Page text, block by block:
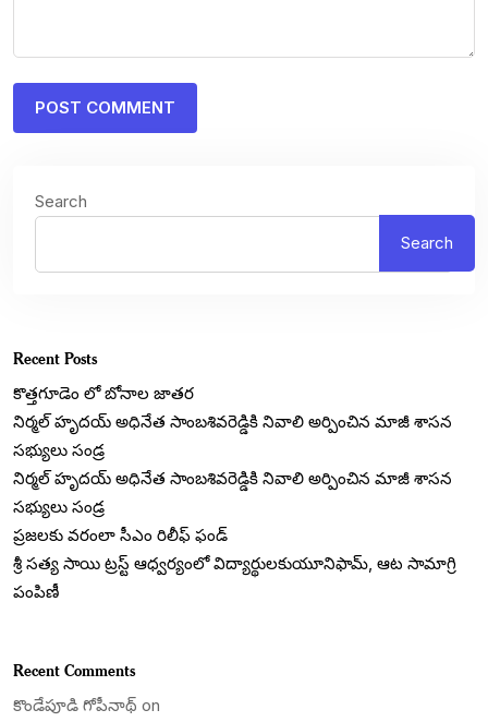
Search
Search
Recent Posts
కొత్తగూడెం లో బోనాల జాతర
నిర్మల్ హృదయ్ అధినేత సాంబశివరెడ్డికి నివాలి అర్పించిన మాజీ శాసన
సభ్యులు సండ్ర
నిర్మల్ హృదయ్ అధినేత సాంబశివరెడ్డికి నివాలి అర్పించిన మాజీ శాసన
సభ్యులు సండ్ర
ప్రజలకు వరంలా సీఎం రిలీఫ్ ఫండ్
శ్రీ సత్య సాయి ట్రస్ట్ ఆధ్వర్యంలో విద్యార్థులకుయూనిఫామ్, ఆట సామాగ్రి
పంపిణీ
Recent Comments
కొండేపూడి గోపీనాథ్ on